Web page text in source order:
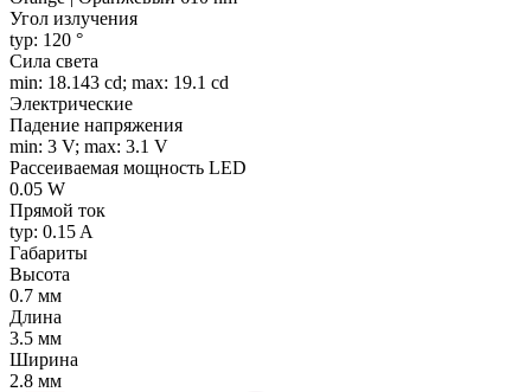
Угол излучения
typ: 120 °
Сила света
min: 18.143 cd; max: 19.1 cd
Электрические
Падение напряжения
min: 3 V; max: 3.1 V
Рассеиваемая мощность LED
0.05 W
Прямой ток
typ: 0.15 A
Габариты
Высота
0.7 мм
Длина
3.5 мм
Ширина
2.8 мм